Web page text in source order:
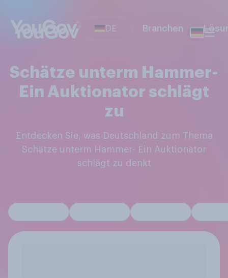
DE Branchen
Schätze unterm Hammer-
Ein Auktionator schlägt
zu
Entdecken Sie, was Deutschland zum Thema
Schätze unterm Hammer- Ein Auktionator
schlägt zu denkt